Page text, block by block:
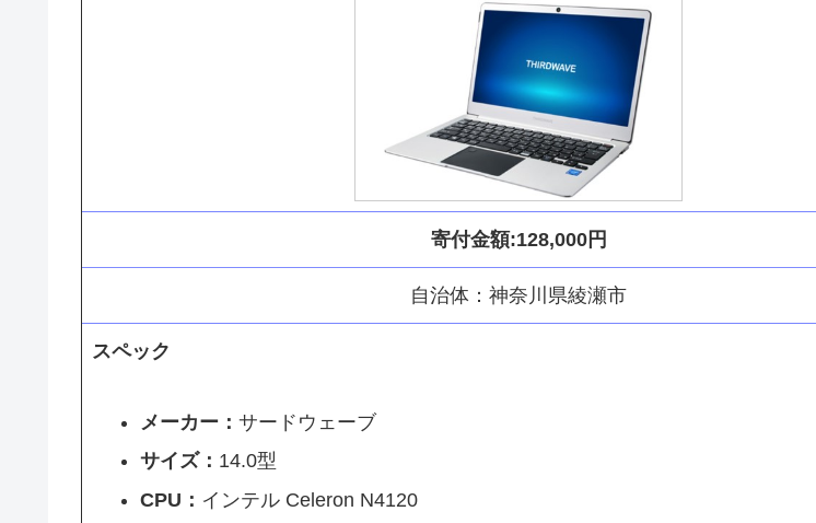
寄付金額:128,000円
自治体：神奈川県綾瀬市
スペック
メーカー： サードウェーブ
サイズ： 14.0型
CPU： インテル Celeron N4120